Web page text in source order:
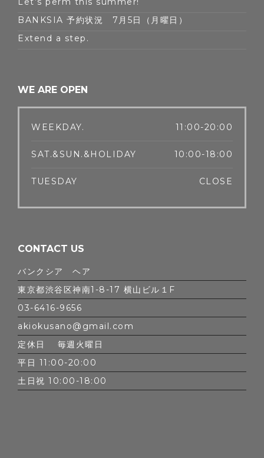
BANKSIA 予約状況 7月5日（月曜日）
Extend a step.
WE ARE OPEN
WEEKDAY. 11:00-20:00
SAT.&SUN.&HOLIDAY 10:00-18:00
TUESDAY CLOSE
CONTACT US
バンクシア ヘア
東京都渋谷区神南1-8-17 横山ビル１F
03-6416-9656
akiokusano@gmail.com
定休日 毎週火曜日
平日 11:00-20:00
土日祝 10:00-18:00